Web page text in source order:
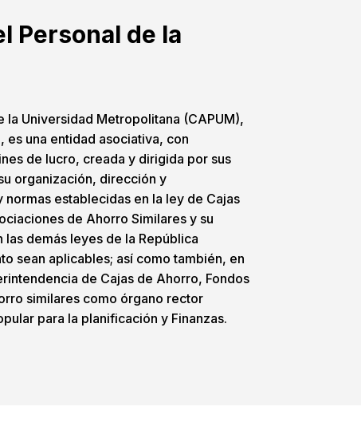
Personal de la
la Universidad Metropolitana (CAPUM),
es una entidad asociativa, con
de lucro, creada y dirigida por sus
organización, dirección y
establecidas en la ley de Cajas
de Ahorro Similares y su
las demás leyes de la República
sean aplicables; así como también, en
de Cajas de Ahorro, Fondos
similares como órgano rector
para la planificación y Finanzas.